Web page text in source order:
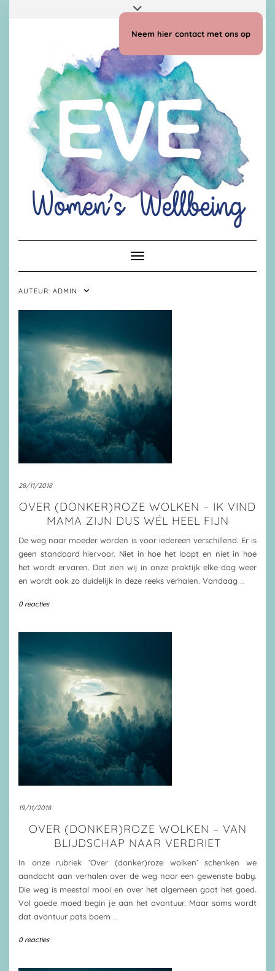
Neem hier contact met ons op
Toggle navigatie
AUTEUR: ADMIN
28/11/2018
OVER (DONKER)ROZE WOLKEN – IK VIND
MAMA ZIJN DUS WÉL HEEL FIJN
De weg naar moeder worden is voor iedereen verschillend. Er is
geen standaard hiervoor. Niet in hoe het loopt en niet in hoe
het wordt ervaren. Dat zien wij in onze praktijk elke dag weer
en wordt ook zo duidelijk in deze reeks verhalen. Vandaag
0 reacties
19/11/2018
OVER (DONKER)ROZE WOLKEN – VAN
BLIJDSCHAP NAAR VERDRIET
In onze rubriek ‘Over (donker)roze wolken’ schenken we
aandacht aan verhalen over de weg naar een gewenste baby.
Die weg is meestal mooi en over het algemeen gaat het goed.
Vol goede moed begin je aan het avontuur. Maar soms wordt
dat avontuur pats boem
0 reacties